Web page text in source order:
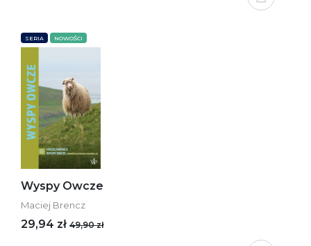
SERIA NOWOŚCI
Wyspy Owcze
Maciej Brencz
29,94 zł 49,90 zł